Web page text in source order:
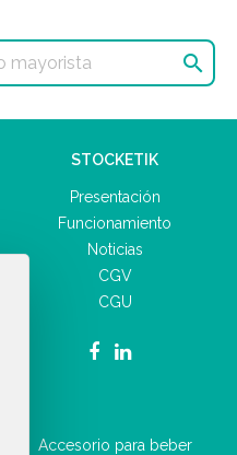

STOCKETIK
Presentación
Funcionamiento
Noticias
CGV
CGU
Accesorio para beber